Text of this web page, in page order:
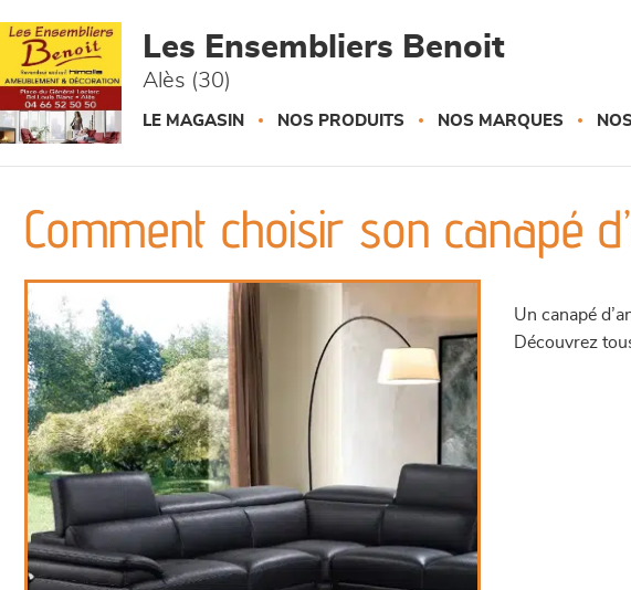
Les Ensembliers Benoit
Alès (30)
LE MAGASIN NOS PRODUITS NOS MARQUES
Comment choisir son canapé
Un canapé
Découvrez